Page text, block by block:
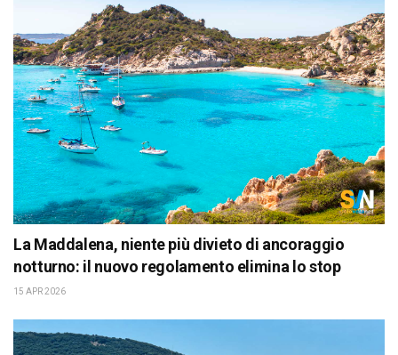
La Maddalena, niente più divieto di ancoraggio
notturno: il nuovo regolamento elimina lo stop
15 APR 2026